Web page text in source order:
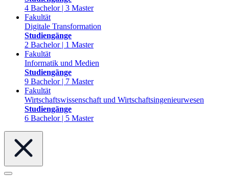
4 Bachelor | 3 Master
Fakultät
Digitale Transformation
Studiengänge
2 Bachelor | 1 Master
Fakultät
Informatik und Medien
Studiengänge
9 Bachelor | 7 Master
Fakultät
Wirtschaftswissenschaft und Wirtschaftsingenieurwesen
Studiengänge
6 Bachelor | 5 Master